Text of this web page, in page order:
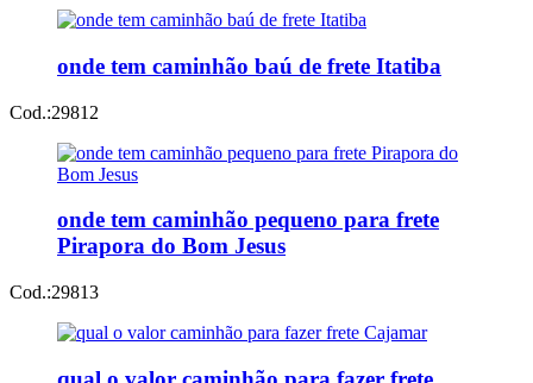
onde tem caminhão baú de frete Itatiba
Cod.:29812
onde tem caminhão pequeno para frete
Pirapora do Bom Jesus
Cod.:29813